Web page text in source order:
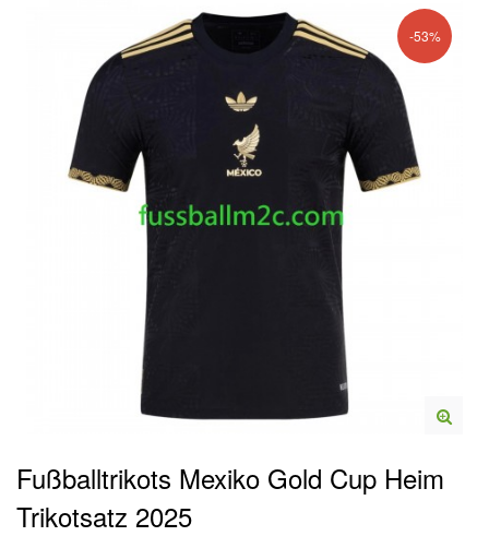
-53%
Fußballtrikots Mexiko Gold Cup Heim
Trikotsatz 2025